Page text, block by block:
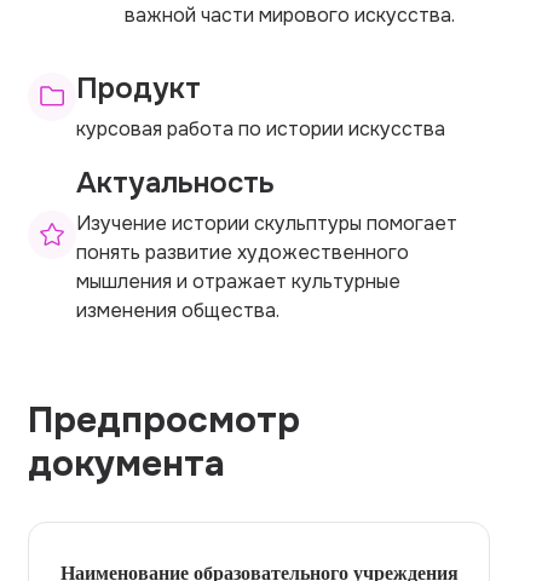
важной части мирового искусства.
Продукт
курсовая работа по истории искусства
Актуальность
Изучение истории скульптуры помогает
понять развитие художественного
мышления и отражает культурные
изменения общества.
Предпросмотр
документа
Наименование образовательного учреждения